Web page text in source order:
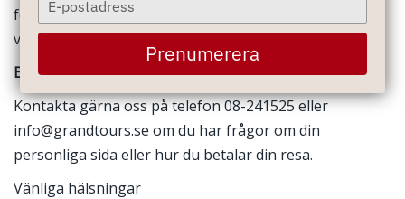
först skriva in din e-postadress. Därefter loggar du in
via länken i mailet.
Begär länk till din personliga sida »
Kontakta gärna oss på telefon 08-241525 eller
info@grandtours.se om du har frågor om din
personliga sida eller hur du betalar din resa.
Vänliga hälsningar
your
email
Prenumerera